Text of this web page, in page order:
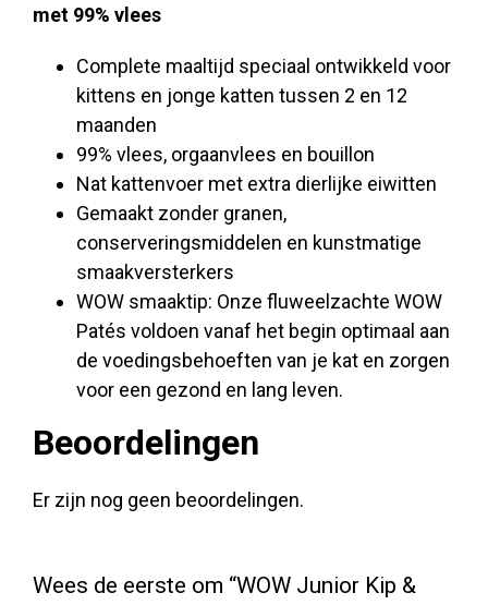
aantal
met 99% vlees
Complete maaltijd speciaal ontwikkeld voor
kittens en jonge katten tussen 2 en 12
maanden
99% vlees, orgaanvlees en bouillon
Nat kattenvoer met extra dierlijke eiwitten
Gemaakt zonder granen,
conserveringsmiddelen en kunstmatige
smaakversterkers
WOW smaaktip: Onze fluweelzachte WOW
Patés voldoen vanaf het begin optimaal aan
de voedingsbehoeften van je kat en zorgen
voor een gezond en lang leven.
Beoordelingen
Er zijn nog geen beoordelingen.
Wees de eerste om “WOW Junior Kip &